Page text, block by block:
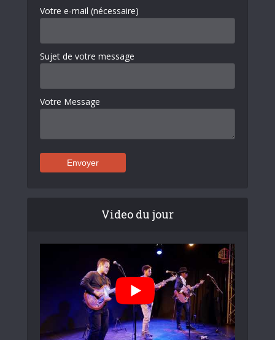
Votre e-mail (nécessaire)
Sujet de votre message
Votre Message
Video du jour